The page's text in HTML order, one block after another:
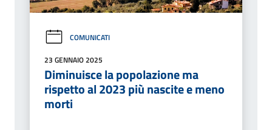
COMUNICATI
23 GENNAIO 2025
Diminuisce la popolazione ma
rispetto al 2023 più nascite e meno
morti